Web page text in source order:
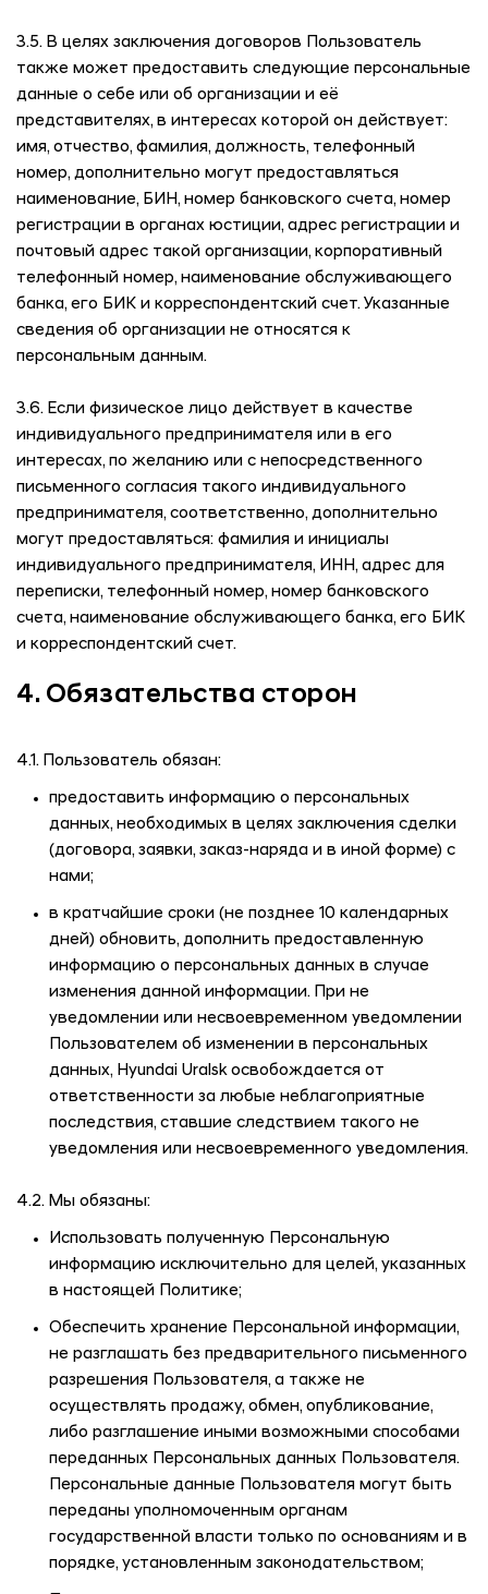
3.5. В целях заключения договоров Пользователь
также может предоставить следующие персональные
данные о себе или об организации и её
представителях, в интересах которой он действует:
имя, отчество, фамилия, должность, телефонный
номер, дополнительно могут предоставляться
наименование, БИН, номер банковского счета, номер
регистрации в органах юстиции, адрес регистрации и
почтовый адрес такой организации, корпоративный
телефонный номер, наименование обслуживающего
банка, его БИК и корреспондентский счет. Указанные
сведения об организации не относятся к
персональным данным.
3.6. Если физическое лицо действует в качестве
индивидуального предпринимателя или в его
интересах, по желанию или с непосредственного
письменного согласия такого индивидуального
предпринимателя, соответственно, дополнительно
могут предоставляться: фамилия и инициалы
индивидуального предпринимателя, ИНН, адрес для
переписки, телефонный номер, номер банковского
счета, наименование обслуживающего банка, его БИК
и корреспондентский счет.
4. Обязательства сторон
4.1. Пользователь обязан:
предоставить информацию о персональных
данных, необходимых в целях заключения сделки
(договора, заявки, заказ-наряда и в иной форме) с
нами;
в кратчайшие сроки (не позднее 10 календарных
дней) обновить, дополнить предоставленную
информацию о персональных данных в случае
изменения данной информации. При не
уведомлении или несвоевременном уведомлении
Пользователем об изменении в персональных
данных, Hyundai Uralskосвобождается от
ответственности за любые неблагоприятные
последствия, ставшие следствием такого не
уведомления или несвоевременного уведомления.
4.2. Мы обязаны:
Использовать полученную Персональную
информацию исключительно для целей, указанных
в настоящей Политике;
Обеспечить хранение Персональной информации,
не разглашать без предварительного письменного
разрешения Пользователя, а также не
осуществлять продажу, обмен, опубликование,
либо разглашение иными возможными способами
переданных Персональных данных Пользователя.
Персональные данные Пользователя могут быть
переданы уполномоченным органам
государственной власти только по основаниям и в
порядке, установленным законодательством;